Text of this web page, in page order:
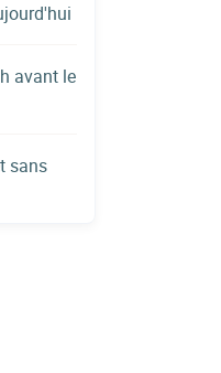
avant le
sans